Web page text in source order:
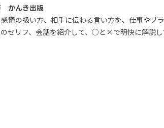
かんき出版
情の扱い方、相手に伝わる言い方を、仕事やプ
セリフ、会話を紹介して、○と×で明快に解説し